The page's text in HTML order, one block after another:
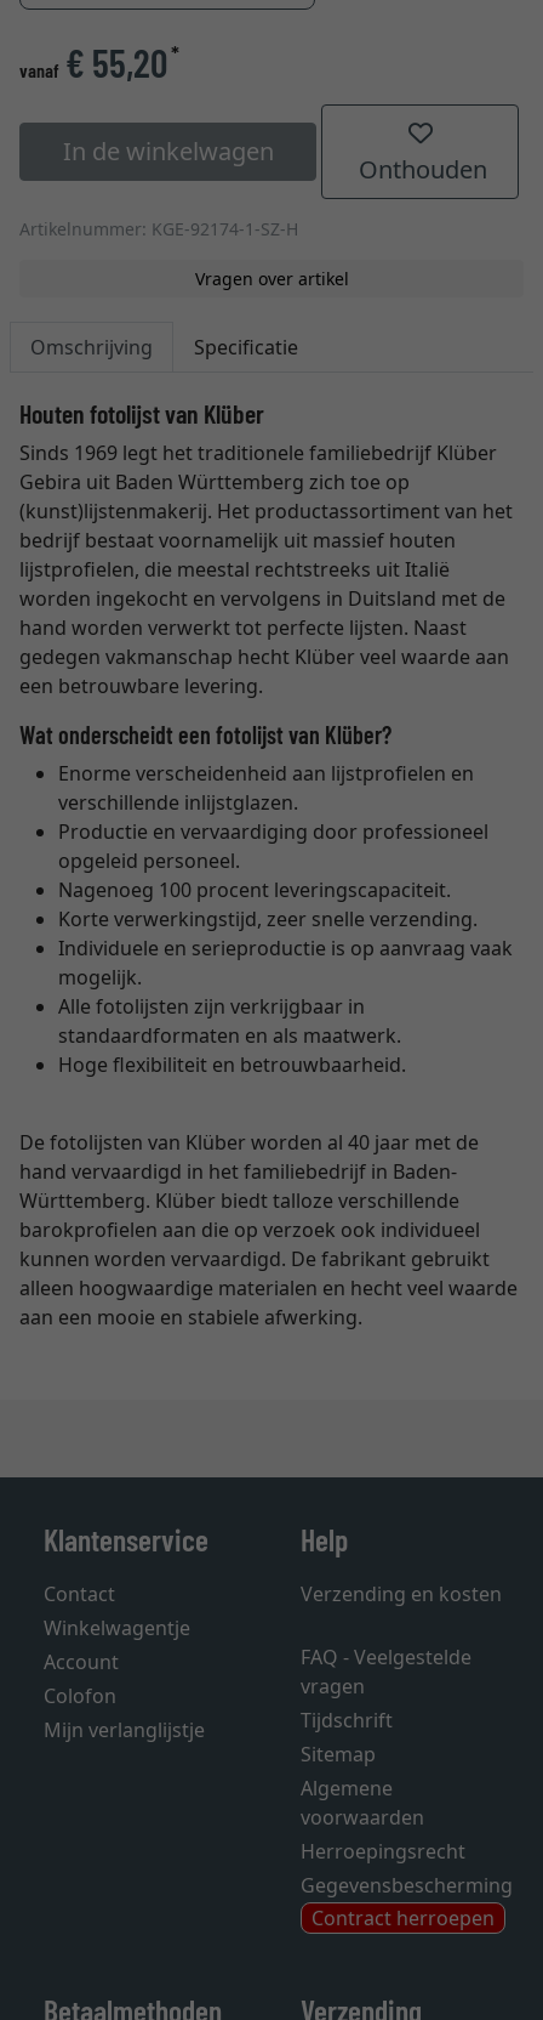
vanaf € 55,20*
In de winkelwagen
Onthouden
Artikelnummer: KGE-92174-1-SZ-H
Vragen over artikel
Omschrijving Specificatie
Houten fotolijst van Klüber
Sinds 1969 legt het traditionele familiebedrijf Klüber
Gebira uit Baden Württemberg zich toe op
(kunst)lijstenmakerij. Het productassortiment van het
bedrijf bestaat voornamelijk uit massief houten
lijstprofielen, die meestal rechtstreeks uit Italië
worden ingekocht en vervolgens in Duitsland met de
hand worden verwerkt tot perfecte lijsten. Naast
gedegen vakmanschap hecht Klüber veel waarde aan
een betrouwbare levering.
Wat onderscheidt een fotolijst van Klüber?
Enorme verscheidenheid aan lijstprofielen en
verschillende inlijstglazen.
Productie en vervaardiging door professioneel
opgeleid personeel.
Nagenoeg 100 procent leveringscapaciteit.
Korte verwerkingstijd, zeer snelle verzending.
Individuele en serieproductie is op aanvraag vaak
mogelijk.
Alle fotolijsten zijn verkrijgbaar in
standaardformaten en als maatwerk.
Hoge flexibiliteit en betrouwbaarheid.
De fotolijsten van Klüber worden al 40 jaar met de
hand vervaardigd in het familiebedrijf in Baden-
Württemberg. Klüber biedt talloze verschillende
barokprofielen aan die op verzoek ook individueel
kunnen worden vervaardigd. De fabrikant gebruikt
alleen hoogwaardige materialen en hecht veel waarde
aan een mooie en stabiele afwerking.
Klantenservice
Contact
Winkelwagentje
Account
Colofon
Mijn verlanglijstje
Help
Verzending en kosten
FAQ - Veelgestelde
vragen
Tijdschrift
Sitemap
Algemene
voorwaarden
Herroepingsrecht
Gegevensbescherming
Contract herroepen
Betaalmethoden Verzending